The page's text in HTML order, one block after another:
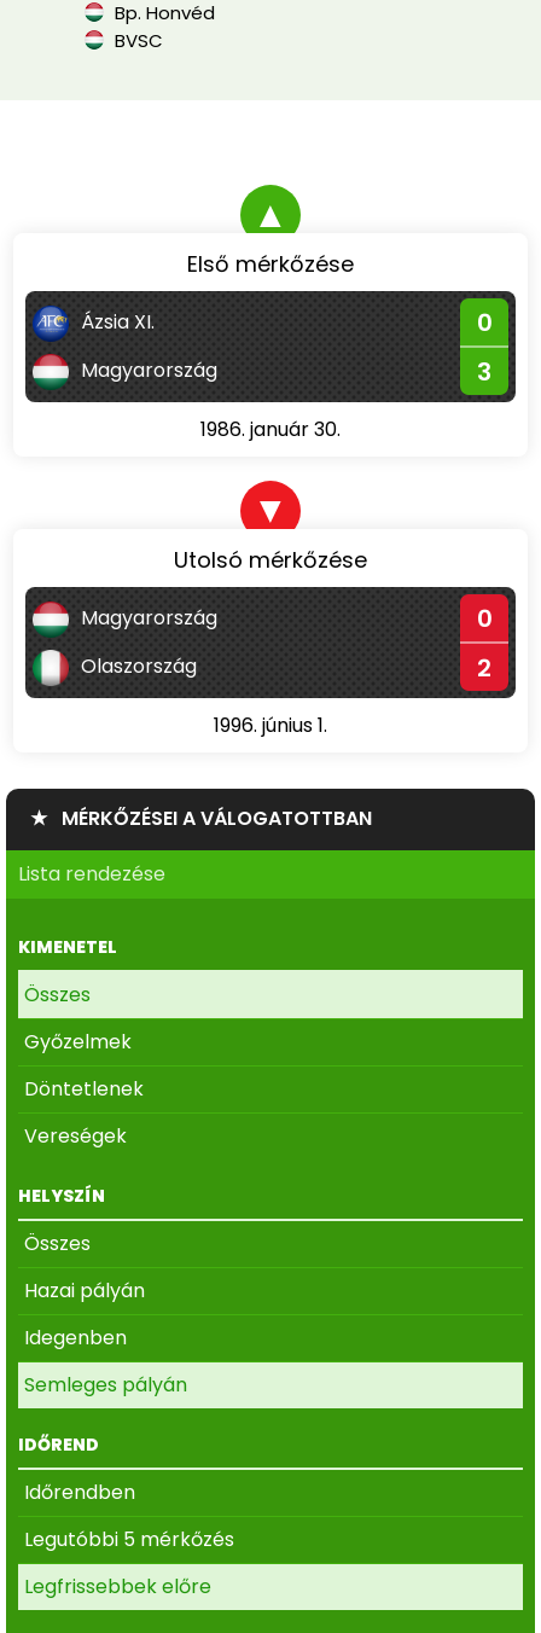
Bp. Honvéd
BVSC
▲
Első mérkőzése
Ázsia XI. 0
Magyarország 3
1986. január 30.
▼
Utolsó mérkőzése
Magyarország 0
Olaszország 2
1996. június 1.
★ MÉRKŐZÉSEI A VÁLOGATOTTBAN
Lista rendezése
KIMENETEL
Összes
Győzelmek
Döntetlenek
Vereségek
HELYSZÍN
Összes
Hazai pályán
Idegenben
Semleges pályán
IDŐREND
Időrendben
Legutóbbi 5 mérkőzés
Legfrissebbek előre